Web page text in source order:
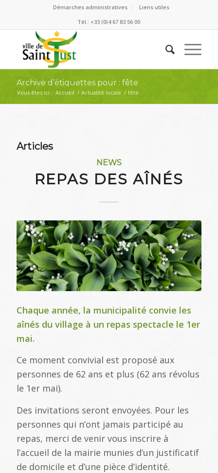
Démarches administratives
Liens utiles
Tél.: +33 (0)4 67 83 56 00
Archive d’étiquettes pour : fête
Vous êtes ici : Accueil / Actualité locale / fête
Articles
NEWS
REPAS DES AÎNÉS
Chaque année, la municipalité convie les
aînés du village à un repas spectacle le 1er
mai.
Ce moment convivial est proposé aux
personnes de 62 ans et plus (62 ans révolus
le 1er mai).
Des invitations seront envoyées. Pour les
personnes qui n’ont jamais participé au
repas, merci de venir vous inscrire à
l’accueil de la mairie munies d’un justificatif
de domicile et d’une pièce d’identité.